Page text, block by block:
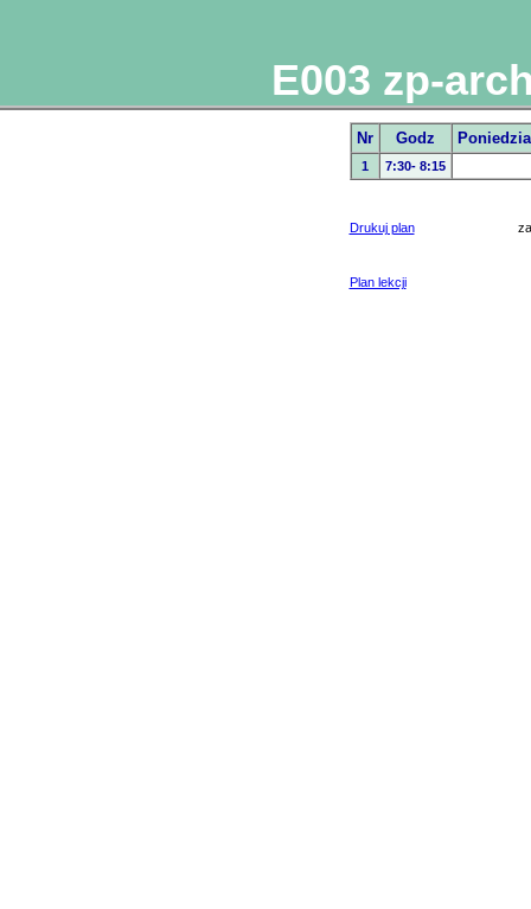
E003 zp-
Nr Godz
1 7:30- 8:15
Drukuj plan
Plan lekcji